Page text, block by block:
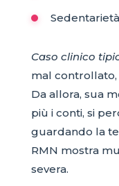
Sedentarietà
Caso clinico
mal controllato,
Da allora, sua
più i conti, si
guardando la
RMN mostra
severa.